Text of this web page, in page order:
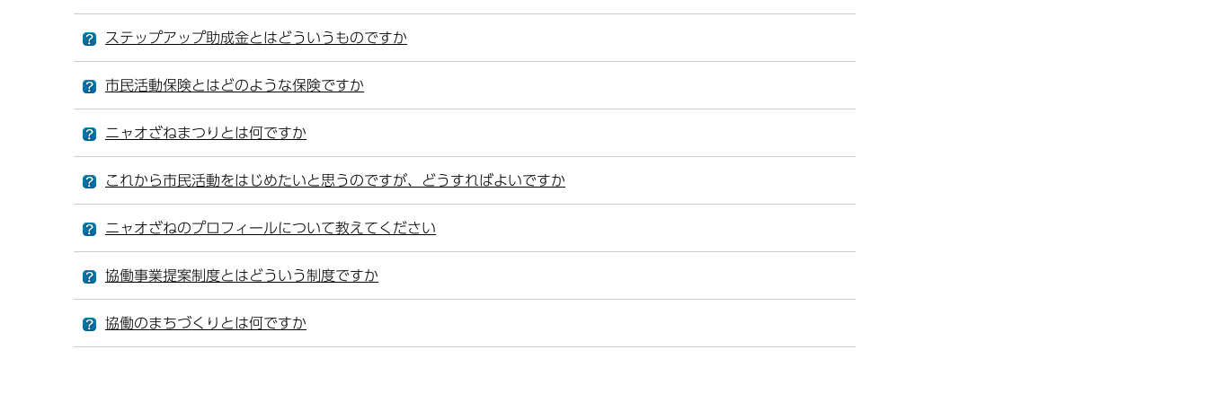
ステップアップ助成金とはどういうものですか
市民活動保険とはどのような保険ですか
ニャオざねまつりとは何ですか
これから市民活動をはじめたいと思うのですが、どうすればよいですか
ニャオざねのプロフィールについて教えてください
協働事業提案制度とはどういう制度ですか
協働のまちづくりとは何ですか